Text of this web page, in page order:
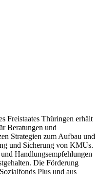
Freistaates Thüringen erhält
Beratungen und
Strategien zum Aufbau und
und Sicherung von KMUs.
Handlungsempfehlungen
Die Förderung
Plus und aus